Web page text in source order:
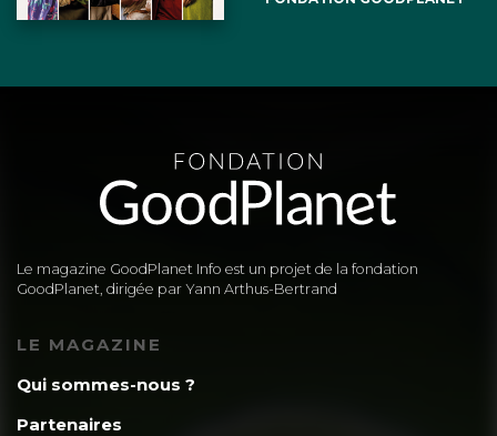
Le magazine GoodPlanet Info est un projet de la fondation
GoodPlanet, dirigée par Yann Arthus-Bertrand
LE MAGAZINE
Qui sommes-nous ?
Partenaires